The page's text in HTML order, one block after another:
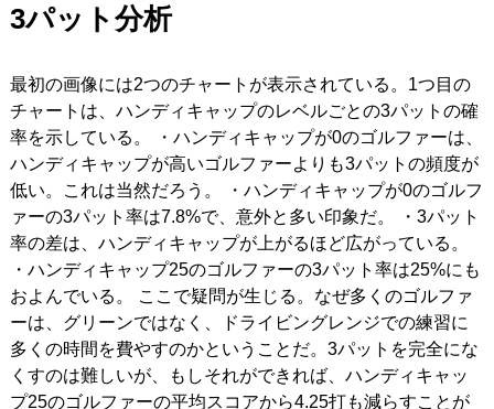
3パット分析
最初の画像には2つのチャートが表示されている。1つ目の
チャートは、ハンディキャップのレベルごとの3パットの確
率を示している。 ・ハンディキャップが0のゴルファーは、
ハンディキャップが高いゴルファーよりも3パットの頻度が
低い。これは当然だろう。 ・ハンディキャップが0のゴルフ
ァーの3パット率は7.8%で、意外と多い印象だ。 ・3パット
率の差は、ハンディキャップが上がるほど広がっている。
・ハンディキャップ25のゴルファーの3パット率は25%にも
およんでいる。 ここで疑問が生じる。なぜ多くのゴルファ
ーは、グリーンではなく、ドライビングレンジでの練習に
多くの時間を費やすのかということだ。3パットを完全にな
くすのは難しいが、もしそれができれば、ハンディキャッ
プ25のゴルファーの平均スコアから4.25打も減らすことが